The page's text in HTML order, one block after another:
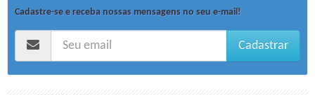
Cadastre-se e receba nossas mensagens no seu e-mail!
Cadastrar